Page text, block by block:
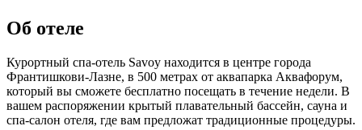
Об отеле
Курортный спа-отель Savoy находится в центре города
Франтишкови-Лазне, в 500 метрах от аквапарка Аквафорум,
который вы сможете бесплатно посещать в течение недели. В
вашем распоряжении крытый плавательный бассейн, сауна и
спа-салон отеля, где вам предложат традиционные процедуры.